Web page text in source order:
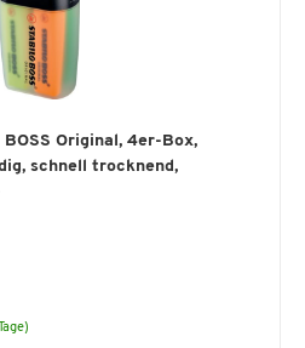
Original, 4er-Box,
schnell trocknend,